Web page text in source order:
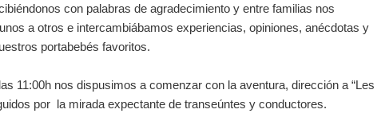
con palabras de agradecimiento y entre familias nos
a otros e intercambiábamos experiencias, opiniones, anécdotas y
portabebés favoritos.
11:00h nos dispusimos a comenzar con la aventura, dirección a “Les
por la mirada expectante de transeúntes y conductores.